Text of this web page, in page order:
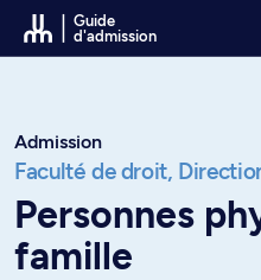
Passer au contenu
Guide
d'admission
Admission
Faculté de droit,
Personnes
famille